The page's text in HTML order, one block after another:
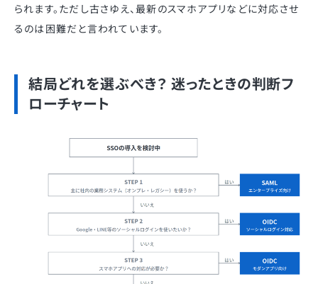
られます。ただし古さゆえ、最新のスマホアプリなどに対応させ
るのは困難だと言われています。
結局どれを選ぶべき？ 迷ったときの判断フ
ローチャート